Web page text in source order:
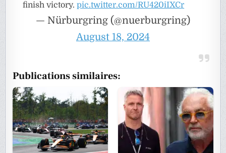
finish victory.pic.twitter.com/RU420iIXCr
— Nürburgring (@nuerburgring)
August 18, 2024
Publications similaires: